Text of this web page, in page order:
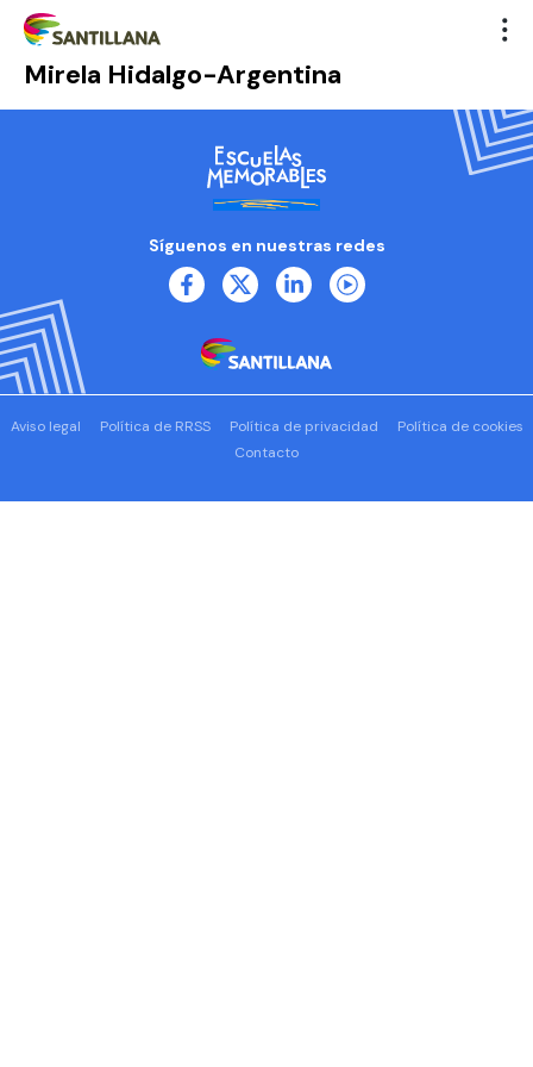
Mirela Hidalgo-Argentina
Síguenos en nuestras redes
Aviso legal Política de RRSS Política de privacidad
Política de cookies
Contacto